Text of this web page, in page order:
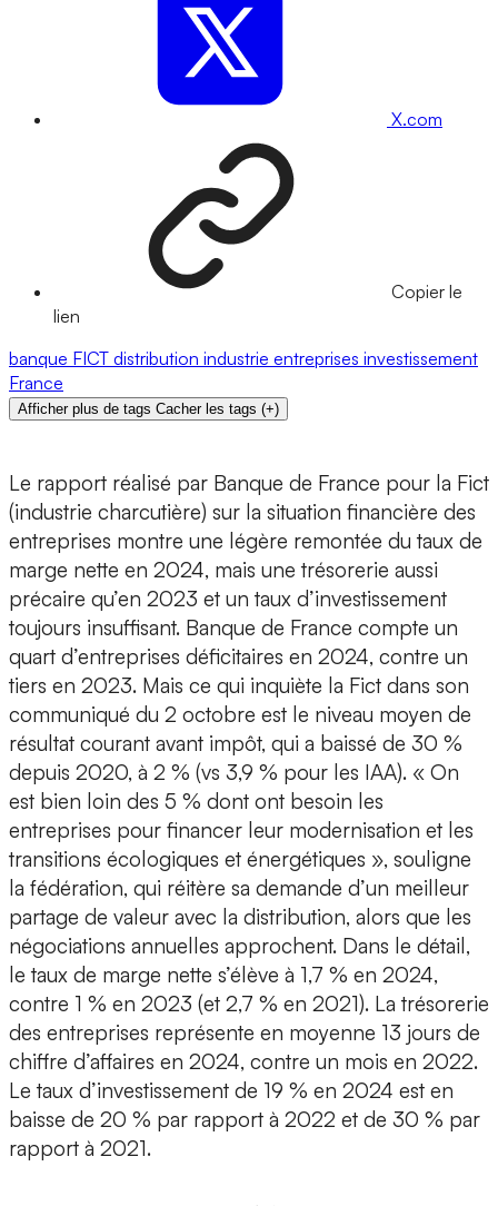
X.com
Copier le
lien
banque FICT distribution industrie entreprises investissement
France
Afficher plus de tags Cacher les tags (+)
Le rapport réalisé par Banque de France pour la Fict
(industrie charcutière) sur la situation financière des
entreprises montre une légère remontée du taux de
marge nette en 2024, mais une trésorerie aussi
précaire qu’en 2023 et un taux d’investissement
toujours insuffisant. Banque de France compte un
quart d’entreprises déficitaires en 2024, contre un
tiers en 2023. Mais ce qui inquiète la Fict dans son
communiqué du 2 octobre est le niveau moyen de
résultat courant avant impôt, qui a baissé de 30 %
depuis 2020, à 2 % (vs 3,9 % pour les IAA). « On
est bien loin des 5 % dont ont besoin les
entreprises pour financer leur modernisation et les
transitions écologiques et énergétiques », souligne
la fédération, qui réitère sa demande d’un meilleur
partage de valeur avec la distribution, alors que les
négociations annuelles approchent. Dans le détail,
le taux de marge nette s’élève à 1,7 % en 2024,
contre 1 % en 2023 (et 2,7 % en 2021). La trésorerie
des entreprises représente en moyenne 13 jours de
chiffre d’affaires en 2024, contre un mois en 2022.
Le taux d’investissement de 19 % en 2024 est en
baisse de 20 % par rapport à 2022 et de 30 % par
rapport à 2021.